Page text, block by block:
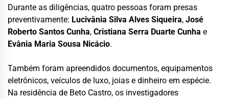
Durante as diligências, quatro pessoas foram presas
preventivamente: Lucivânia Silva Alves Siqueira, José
Roberto Santos Cunha, Cristiana Serra Duarte Cunha e
Evânia Maria Sousa Nicácio.
Também foram apreendidos documentos, equipamentos
eletrônicos, veículos de luxo, joias e dinheiro em espécie.
Na residência de Beto Castro, os investigadores